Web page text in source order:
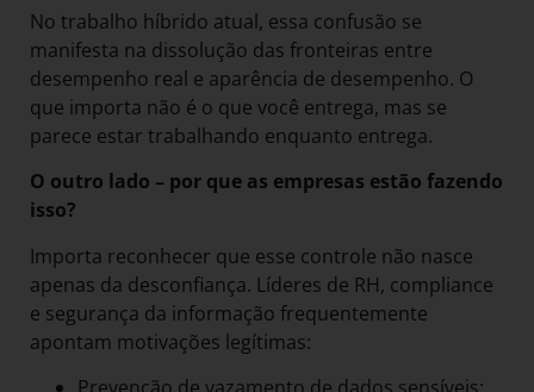
No trabalho híbrido atual, essa confusão se
manifesta na dissolução das fronteiras entre
desempenho real e aparência de desempenho. O
que importa não é o que você entrega, mas se
parece estar trabalhando enquanto entrega.
O outro lado – por que as empresas estão fazendo
isso?
Importa reconhecer que esse controle não nasce
apenas da desconfiança. Líderes de RH, compliance
e segurança da informação frequentemente
apontam motivações legítimas: